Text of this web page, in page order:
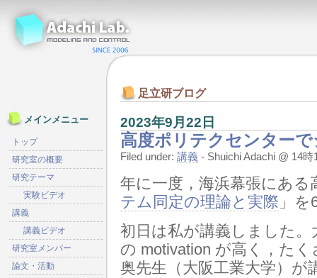
足立研ブログ
2023年9月22日
高度ポリテクセンター
Filed under: 講義 - Shuichi Adachi @ 14時
年に一度，海浜幕張にあ
テム同定の理論と実際 」
初日は私が講義しました
の motivation が高く，た
奥先生（大阪工業大学）
メインメニュー
トップ
研究室の概要
研究テーマ
実験ビデオ
講義
講義ビデオ
研究室メンバー
論文・活動